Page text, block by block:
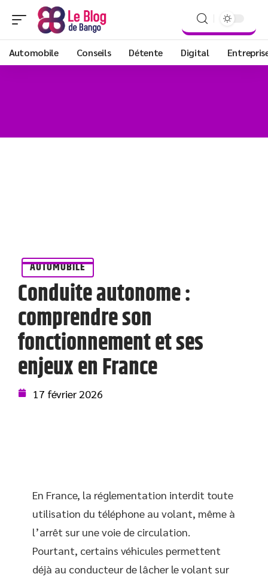
Automobile Conseils Détente Digital
AUTOMOBILE
Conduite autonome :
comprendre son
fonctionnement et ses
enjeux en France
17 février 2026
En France, la réglementation interdit toute
utilisation du téléphone au volant, même à
l’arrêt sur une voie de circulation.
Pourtant, certains véhicules permettent
déjà au conducteur de lâcher le volant sur